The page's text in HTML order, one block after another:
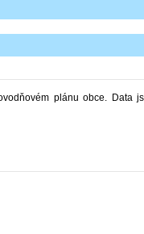
plánu obce. Data